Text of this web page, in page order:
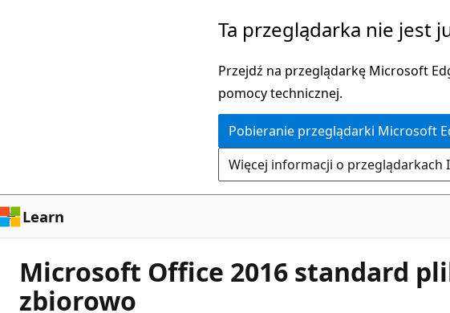
Ta przeglądarka nie jest
Przejdź na przeglądarkę Microsoft
pomocy technicznej.
Pobieranie przeglądarki Microsoft
Więcej informacji o
Learn
Microsoft Office 2016 standard
zbiorowo